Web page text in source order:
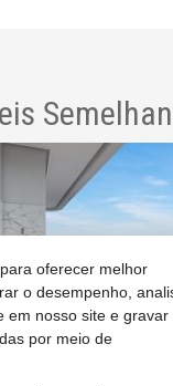
para oferecer melhor
o desempenho,
em nosso site e gravar
por meio de